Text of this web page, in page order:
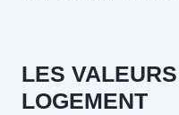
LES
LOGEMENT